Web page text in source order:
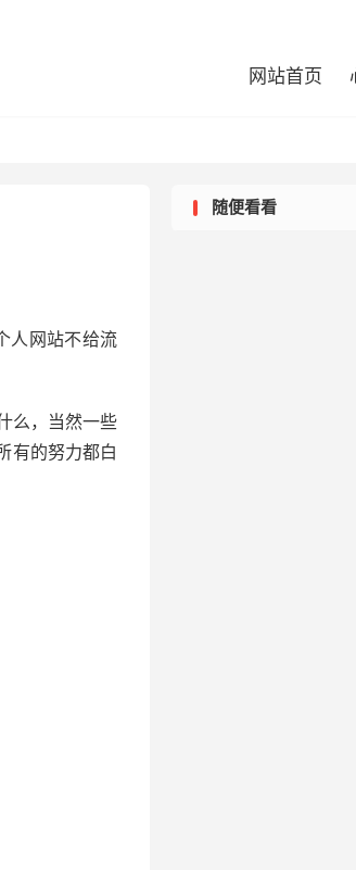
网站首页
人网站不给流
么，当然一些
有的努力都白
随便看看